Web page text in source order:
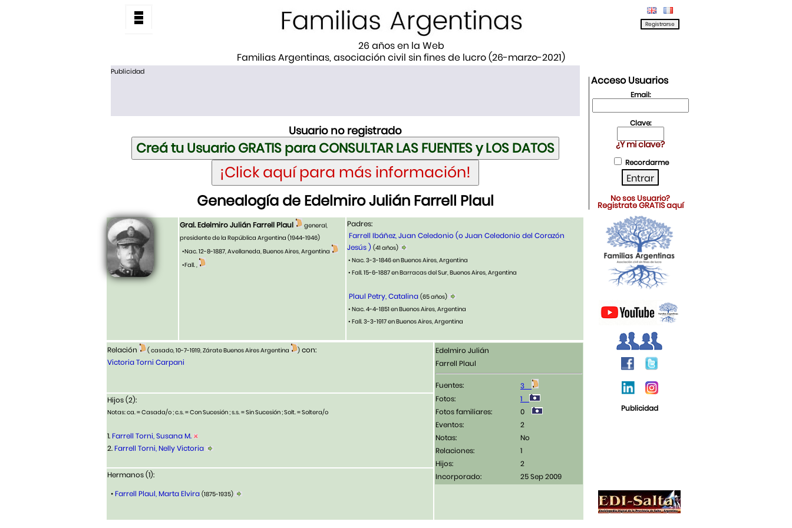
26 años en la Web
Familias Argentinas, asociación civil sin fines de lucro (26-marzo-2021)
Publicidad
Usuario no registrado
Genealogía de Edelmiro Julián Farrell Plaul
Gral. Edelmiro Julián Farrell Plaul
general,
presidente de la República Argentina (1944-1946)
•Nac. 12-8-1887, Avellaneda, Buenos Aires, Argentina
•Fall. ,
Padres:
Farrell Ibáñez, Juan Celedonio (o Juan Celedonio del Corazón
Jesús ) (41 años)
• Nac. 3-3-1846 en Buenos Aires, Argentina
• Fall. 15-6-1887 en Barracas del Sur, Buenos Aires, Argentina
Plaul Petry, Catalina (65 años)
• Nac. 4-4-1851 en Buenos Aires, Argentina
• Fall. 3-3-1917 en Buenos Aires, Argentina
Relación ( casado, 10-7-1919, Zárate Buenos Aires Argentina ) con:
Victoria Torni Carpani
Edelmiro Julián
Farrell Plaul
Fuentes:
3
Fotos:
1
Fotos familiares:
0
Eventos:
2
Notas:
No
Relaciones:
1
Hijos:
2
Incorporado:
25 Sep 2009
Hijos (2):
Notas: ca. = Casada/o ; c.s. = Con Sucesión ; s.s. = Sin Sucesión ; Solt. = Soltera/o
1.Farrell Torni, Susana M.
2.Farrell Torni, Nelly Victoria
Hermanos (1):
•Farrell Plaul, Marta Elvira (1875-1935)
Acceso Usuarios
Email:
Clave:
¿Y mi clave?
Recordarme
No sos Usuario?
Registrate GRATIS aquí
Publicidad